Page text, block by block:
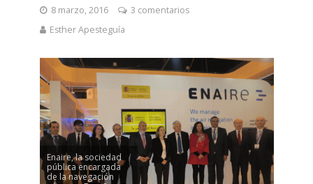
8 marzo, 2016
3 comentarios
Esther Apesteguía
Enaire, la sociedad
pública encargada
de la navegación